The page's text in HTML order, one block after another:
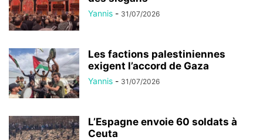
Yannis - 31/07/2026
Les factions palestiniennes
exigent l’accord de Gaza
Yannis - 31/07/2026
L’Espagne envoie 60 soldats à
Ceuta